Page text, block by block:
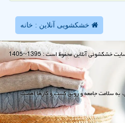
خشکشویی آنلاین : خانه
به سلامت جامعه و رونق کسب و کارها اهمیت